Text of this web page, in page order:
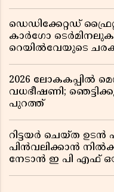
ഡെഡിക്കേറ്റഡ്
കാർഗോ
റെയിൽവേയുടെ
2026 ലോകകപ്പിൽ
വധഭീഷണി;
പുറത്ത്
റിട്ടയർ ചെയ്ത
പിൻവലിക്കാൻ
നേടാൻ ഇ പി എഫ്